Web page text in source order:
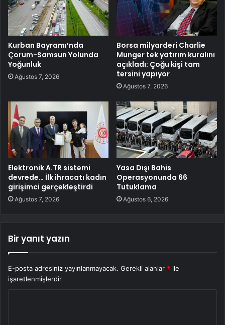
Kurban Bayramı’nda
Çorum-Samsun Yolunda
Yoğunluk
Ağustos 7, 2026
Borsa milyarderi Charlie
Munger tek yatırım kuralını
açıkladı: Çoğu kişi tam
tersini yapıyor
Ağustos 7, 2026
Elektronik A.TR sistemi
devrede… İlk ihracatı kadın
girişimci gerçekleştirdi
Ağustos 7, 2026
Yasa Dışı Bahis
Operasyonunda 66
Tutuklama
Ağustos 6, 2026
Bir yanıt yazın
E-posta adresiniz yayınlanmayacak. Gerekli alanlar * ile
işaretlenmişlerdir